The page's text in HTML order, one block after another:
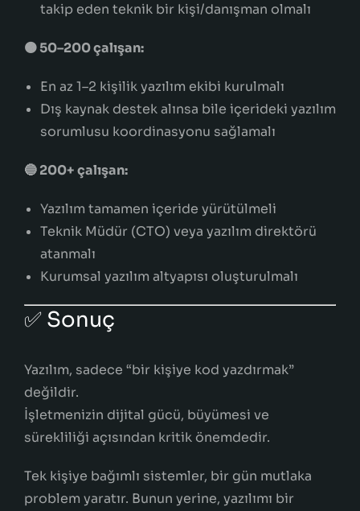
takip eden teknik bir kişi/danışman olmalı
🟠 50–200 çalışan:
En az 1–2 kişilik yazılım ekibi kurulmalı
Dış kaynak destek alınsa bile içerideki yazılım
sorumlusu koordinasyonu sağlamalı
🔵 200+ çalışan:
Yazılım tamamen içeride yürütülmeli
Teknik Müdür (CTO) veya yazılım direktörü
atanmalı
Kurumsal yazılım altyapısı oluşturulmalı
✅ Sonuç
Yazılım, sadece “bir kişiye kod yazdırmak”
değildir.
İşletmenizin dijital gücü, büyümesi ve
sürekliliği açısından kritik önemdedir.
Tek kişiye bağımlı sistemler, bir gün mutlaka
problem yaratır. Bunun yerine, yazılımı bir